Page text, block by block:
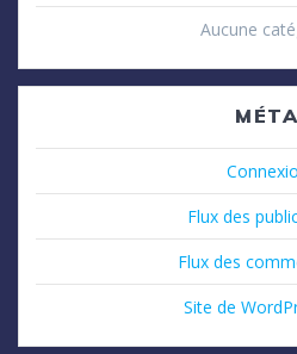
Aucune
MÉTA
Flux des
Flux des
Site de